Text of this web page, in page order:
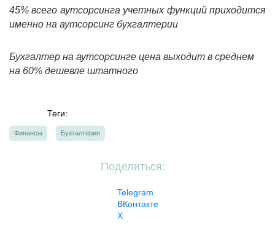
45% всего аутсорсинга учетных функций приходится
именно на аутсорсинг бухгалтерии
Бухгалтер на аутсорсинге цена выходит в среднем
на 60% дешевле штатного
Теги:
Финансы Бухгалтерия
Поделиться:
Telegram
ВКонтакте
X